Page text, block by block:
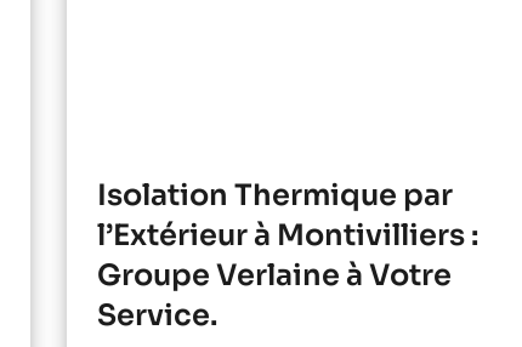
Isolation Thermique par
l’Extérieur à Montivilliers :
Groupe Verlaine à Votre
Service.